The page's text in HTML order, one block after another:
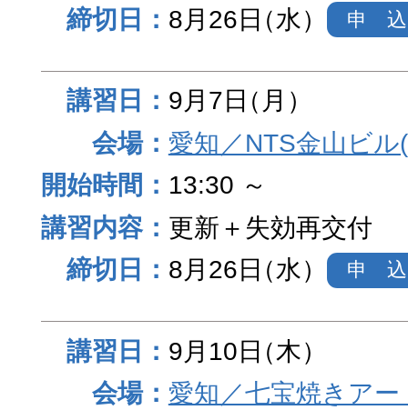
8月26日（水） 申 込
9月7日（月）
愛知／NTS金山ビ
13:30 ～
更新＋失効再交付
8月26日（水） 申 込
9月10日（木）
愛知／七宝焼きア